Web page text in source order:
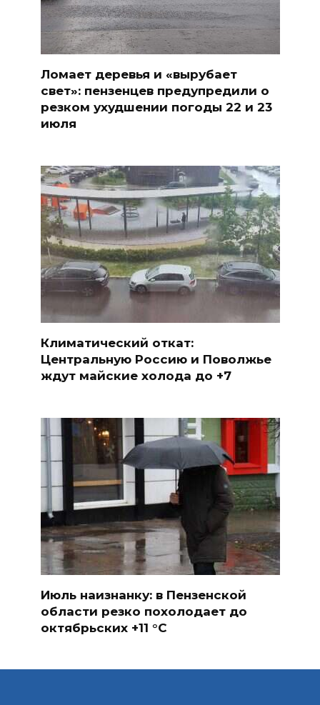
Ломает деревья и «вырубает
свет»: пензенцев предупредили о
резком ухудшении погоды 22 и 23
июля
Климатический откат:
Центральную Россию и Поволжье
ждут майские холода до +7
Июль наизнанку: в Пензенской
области резко похолодает до
октябрьских +11 °C